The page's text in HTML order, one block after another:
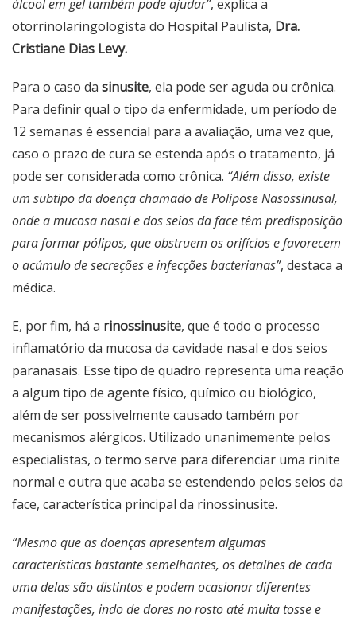
álcool em gel também pode ajudar”, explica a
otorrinolaringologista do Hospital Paulista, Dra.
Cristiane Dias Levy.
Para o caso da sinusite, ela pode ser aguda ou crônica.
Para definir qual o tipo da enfermidade, um período de
12 semanas é essencial para a avaliação, uma vez que,
caso o prazo de cura se estenda após o tratamento, já
pode ser considerada como crônica. “Além disso, existe
um subtipo da doença chamado de Polipose Nasossinusal,
onde a mucosa nasal e dos seios da face têm predisposição
para formar pólipos, que obstruem os orifícios e favorecem
o acúmulo de secreções e infecções bacterianas”, destaca a
médica.
E, por fim, há a rinossinusite, que é todo o processo
inflamatório da mucosa da cavidade nasal e dos seios
paranasais. Esse tipo de quadro representa uma reação
a algum tipo de agente físico, químico ou biológico,
além de ser possivelmente causado também por
mecanismos alérgicos. Utilizado unanimemente pelos
especialistas, o termo serve para diferenciar uma rinite
normal e outra que acaba se estendendo pelos seios da
face, característica principal da rinossinusite.
“Mesmo que as doenças apresentem algumas
características bastante semelhantes, os detalhes de cada
uma delas são distintos e podem ocasionar diferentes
manifestações, indo de dores no rosto até muita tosse e